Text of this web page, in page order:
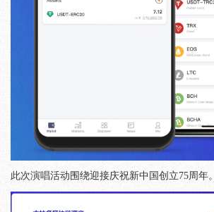
此次演唱活动围绕迎接庆祝新中国创立75周年。